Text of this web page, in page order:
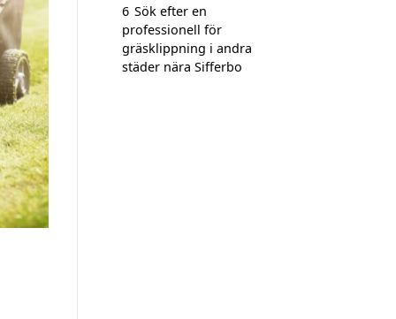
6 Sök efter en
professionell för
gräsklippning i andra
städer nära Sifferbo